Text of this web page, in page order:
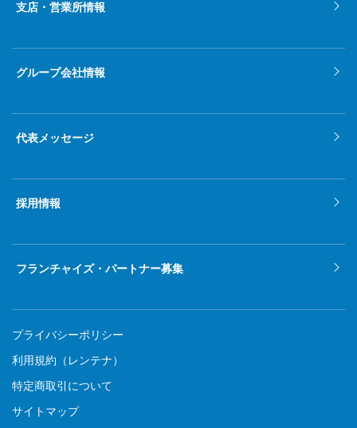
支店・営業所情報
グループ会社情報
代表メッセージ
採用情報
フランチャイズ・パートナー募集
プライバシーポリシー
利用規約（レンテナ）
特定商取引について
サイトマップ